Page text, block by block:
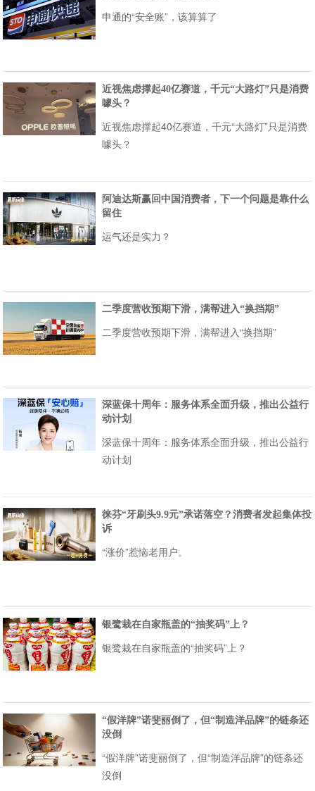
申通的“安全账”，该算算了
近视焦虑撑起40亿赛道，千元“大路灯”只是消费
噱头？
近视焦虑撑起40亿赛道，千元“大路灯”只是消费
噱头？
阿迪达斯赢回中国消费者，下一个问题是靠什么
留住
运气还是实力？
二季度营收预期下滑，满帮进入“换挡期”
二季度营收预期下滑，满帮进入“换挡期”
深蓝保十周年：服务体系全面升级，推出公益行
动计划
深蓝保十周年：服务体系全面升级，推出公益行
动计划
徕芬“牙刷头9.9元”承诺落空？消费者发起集体投
诉
“涨价”惹恼老用户。
银鹭栽在自家瓶盖的“抽奖码”上？
银鹭栽在自家瓶盖的“抽奖码”上？
“假洋牌”诺斐丽倒了，但“制造洋品牌”的链条还
没倒
“假洋牌”诺斐丽倒了，但“制造洋品牌”的链条还
没倒